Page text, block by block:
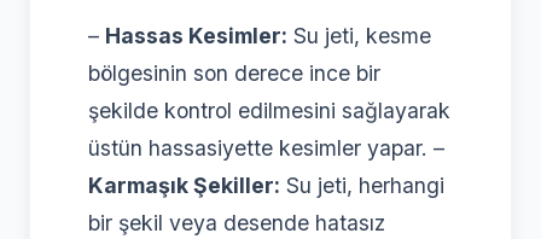
– Hassas Kesimler: Su jeti, kesme
bölgesinin son derece ince bir
şekilde kontrol edilmesini sağlayarak
üstün hassasiyette kesimler yapar. –
Karmaşık Şekiller: Su jeti, herhangi
bir şekil veya desende hatasız